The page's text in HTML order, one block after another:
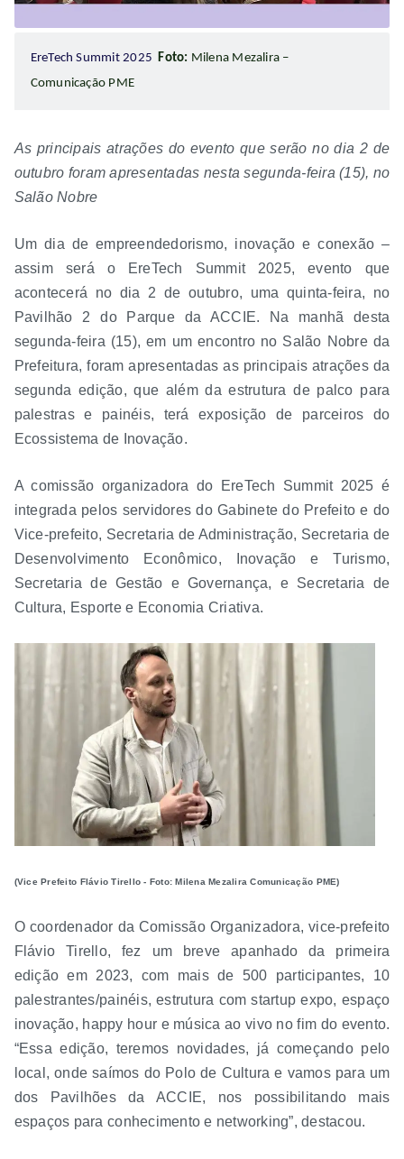
EreTech Summit 2025 Foto: Milena Mezalira –
Comunicação PME
As principais atrações do evento que serão no dia 2 de
outubro foram apresentadas nesta segunda-feira (15), no
Salão Nobre
Um dia de empreendedorismo, inovação e conexão –
assim será o EreTech Summit 2025, evento que
acontecerá no dia 2 de outubro, uma quinta-feira, no
Pavilhão 2 do Parque da ACCIE. Na manhã desta
segunda-feira (15), em um encontro no Salão Nobre da
Prefeitura, foram apresentadas as principais atrações da
segunda edição, que além da estrutura de palco para
palestras e painéis, terá exposição de parceiros do
Ecossistema de Inovação.
A comissão organizadora do EreTech Summit 2025 é
integrada pelos servidores do Gabinete do Prefeito e do
Vice-prefeito, Secretaria de Administração, Secretaria de
Desenvolvimento Econômico, Inovação e Turismo,
Secretaria de Gestão e Governança, e Secretaria de
Cultura, Esporte e Economia Criativa.
(Vice Prefeito Flávio Tirello - Foto: Milena Mezalira Comunicação PME)
O coordenador da Comissão Organizadora, vice-prefeito
Flávio Tirello, fez um breve apanhado da primeira
edição em 2023, com mais de 500 participantes, 10
palestrantes/painéis, estrutura com startup expo, espaço
inovação, happy hour e música ao vivo no fim do evento.
“Essa edição, teremos novidades, já começando pelo
local, onde saímos do Polo de Cultura e vamos para um
dos Pavilhões da ACCIE, nos possibilitando mais
espaços para conhecimento e networking”, destacou.